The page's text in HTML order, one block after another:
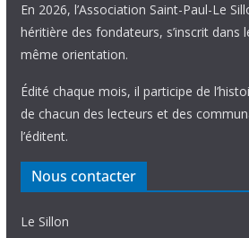
En 2026, l’Association Saint-Paul-Le
héritière des fondateurs, s’inscrit dans
même orientation.
Édité chaque mois, il participe de
de chacun des lecteurs et des
l’éditent.
Nous contacter
Le Sillon